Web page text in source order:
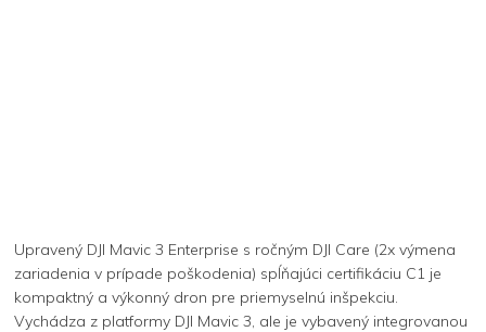
Upravený DJI Mavic 3 Enterprise s ročným DJI Care (2x výmena
zariadenia v prípade poškodenia) spĺňajúci certifikáciu C1 je
kompaktný a výkonný dron pre priemyselnú inšpekciu.
Vychádza z platformy DJI Mavic 3, ale je vybavený integrovanou